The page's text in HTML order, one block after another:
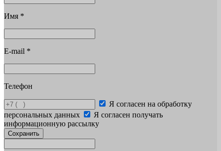
Имя *
E-mail *
Телефон
Я согласен на обработку
персональных данных
Я согласен получать
информационную рассылку
Сохранить